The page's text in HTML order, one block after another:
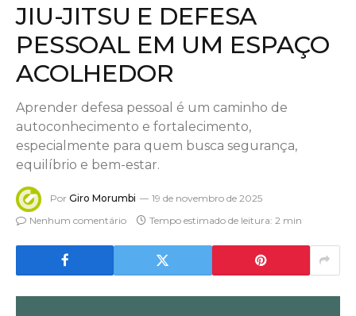
JIU-JITSU E DEFESA
PESSOAL EM UM ESPAÇO
ACOLHEDOR
Aprender defesa pessoal é um caminho de
autoconhecimento e fortalecimento,
especialmente para quem busca segurança,
equilíbrio e bem-estar.
Por Giro Morumbi
19 de novembro de 2025
Nenhum comentário
Tempo estimado de leitura: 2 min